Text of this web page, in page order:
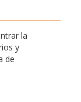
la
y
de